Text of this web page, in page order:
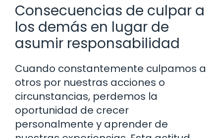
Consecuencias de culpar a
los demás en lugar de
asumir responsabilidad
Cuando constantemente culpamos a
otros por nuestras acciones o
circunstancias, perdemos la
oportunidad de crecer
personalmente y aprender de